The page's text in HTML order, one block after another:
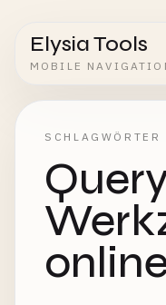
Elysia Tools
MOBILE
SCHLAGWÖRTER